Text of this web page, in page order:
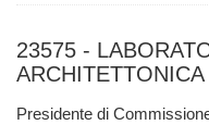
23575 -
Presidente di